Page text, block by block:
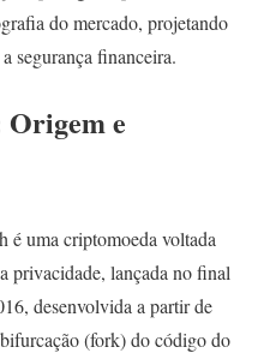
do mercado, projetando
segurança financeira.
e
é uma criptomoeda voltada
privacidade, lançada no final
desenvolvida a partir de
(fork) do código do